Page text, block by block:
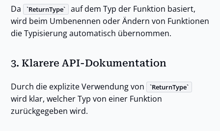
Da ReturnType
auf dem Typ der Funktion basiert,
wird beim Umbenennen oder Ändern von Funktionen
die Typisierung automatisch übernommen.
3. Klarere API-Dokumentation
Durch die explizite Verwendung von ReturnType
wird klar, welcher Typ von einer Funktion
zurückgegeben wird.